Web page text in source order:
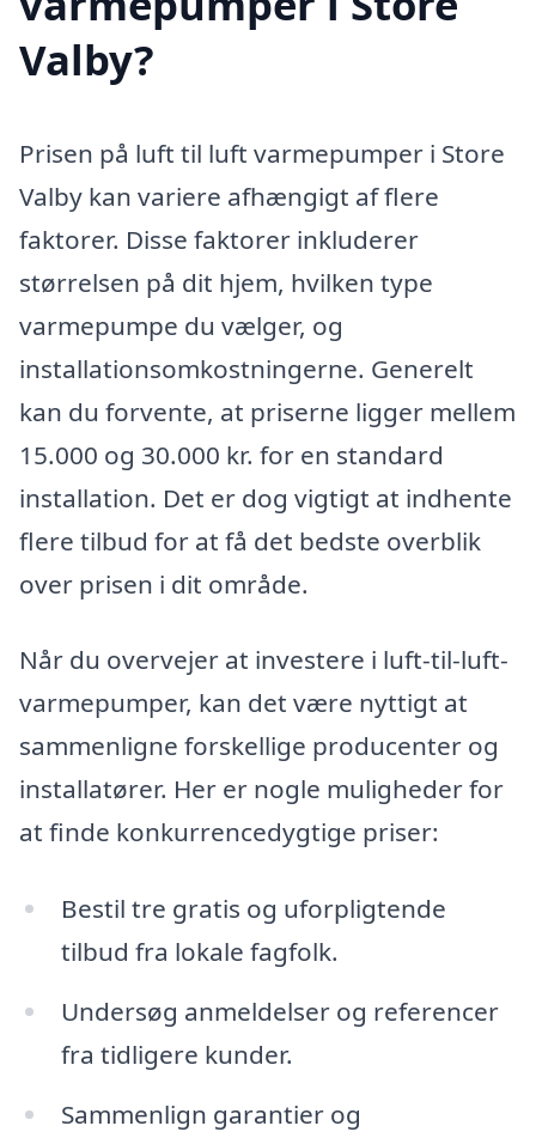
Valby?
Prisen på luft til luft varmepumper i Store
Valby kan variere afhængigt af flere
faktorer. Disse faktorer inkluderer
størrelsen på dit hjem, hvilken type
varmepumpe du vælger, og
installationsomkostningerne. Generelt
kan du forvente, at priserne ligger mellem
15.000 og 30.000 kr. for en standard
installation. Det er dog vigtigt at indhente
flere tilbud for at få det bedste overblik
over prisen i dit område.
Når du overvejer at investere i luft-til-luft-
varmepumper, kan det være nyttigt at
sammenligne forskellige producenter og
installatører. Her er nogle muligheder for
at finde konkurrencedygtige priser:
Bestil tre gratis og uforpligtende
tilbud fra lokale fagfolk.
Undersøg anmeldelser og referencer
fra tidligere kunder.
Sammenlign garantier og